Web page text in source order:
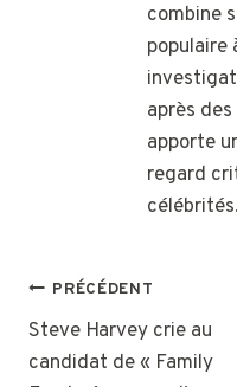
combine
populaire
après
apporte
regard
célébrités.
NAVIGATION
DE
PRÉCÉDENT
Steve Harvey crie au
candidat de « Family